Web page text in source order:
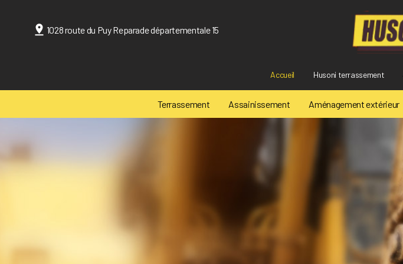
1028 route du Puy Reparade départementale 15
Accueil Husoni terrassement
Terrassement Assainissement Aménagement extérieur